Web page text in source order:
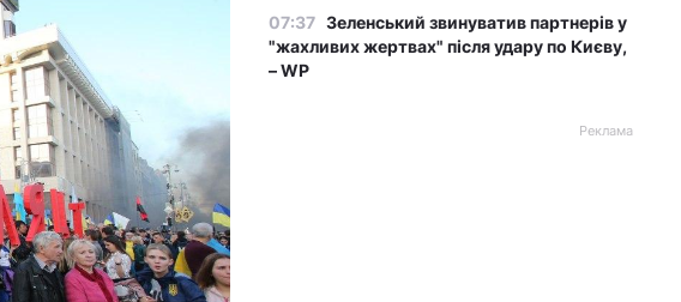
07:37 Зеленський звинуватив партнерів у
"жахливих жертвах" після удару по Києву,
– WP
Реклама